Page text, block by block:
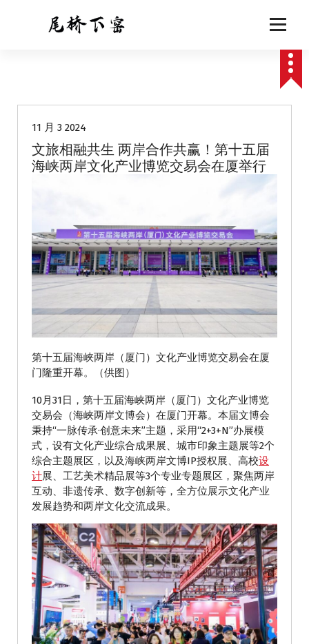
11 月 3 2024
文旅相融共生 两岸合作共赢！第十五届
海峡两岸文化产业博览交易会在厦举行
第十五届海峡两岸（厦门）文化产业博览交易会在厦
门隆重开幕。（供图）
10月31日，第十五届海峡两岸（厦门）文化产业博览
交易会（海峡两岸文博会）在厦门开幕。本届文博会
秉持“一脉传承·创意未来”主题，采用“2+3+N”办展模
式，设有文化产业综合成果展、城市印象主题展等2个
综合主题展区，以及海峡两岸文博IP授权展、高校设
计展、工艺美术精品展等3个专业专题展区，聚焦两岸
互动、非遗传承、数字创新等，全方位展示文化产业
发展趋势和两岸文化交流成果。